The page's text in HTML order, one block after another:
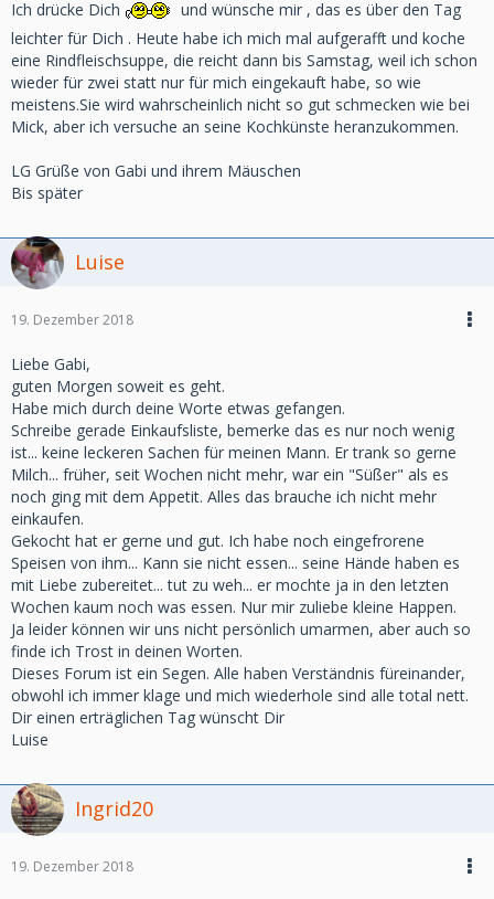
Ich drücke Dich
und wünsche mir , das es über den Tag
leichter für Dich . Heute habe ich mich mal aufgerafft und koche
eine Rindfleischsuppe, die reicht dann bis Samstag, weil ich schon
wieder für zwei statt nur für mich eingekauft habe, so wie
meistens.Sie wird wahrscheinlich nicht so gut schmecken wie bei
Mick, aber ich versuche an seine Kochkünste heranzukommen.
LG Grüße von Gabi und ihrem Mäuschen
Bis später
Luise
19. Dezember 2018
Liebe Gabi,
guten Morgen soweit es geht.
Habe mich durch deine Worte etwas gefangen.
Schreibe gerade Einkaufsliste, bemerke das es nur noch wenig
ist... keine leckeren Sachen für meinen Mann. Er trank so gerne
Milch... früher, seit Wochen nicht mehr, war ein "Süßer" als es
noch ging mit dem Appetit. Alles das brauche ich nicht mehr
einkaufen.
Gekocht hat er gerne und gut. Ich habe noch eingefrorene
Speisen von ihm... Kann sie nicht essen... seine Hände haben es
mit Liebe zubereitet... tut zu weh... er mochte ja in den letzten
Wochen kaum noch was essen. Nur mir zuliebe kleine Happen.
Ja leider können wir uns nicht persönlich umarmen, aber auch so
finde ich Trost in deinen Worten.
Dieses Forum ist ein Segen. Alle haben Verständnis füreinander,
obwohl ich immer klage und mich wiederhole sind alle total nett.
Dir einen erträglichen Tag wünscht Dir
Luise
Ingrid20
19. Dezember 2018